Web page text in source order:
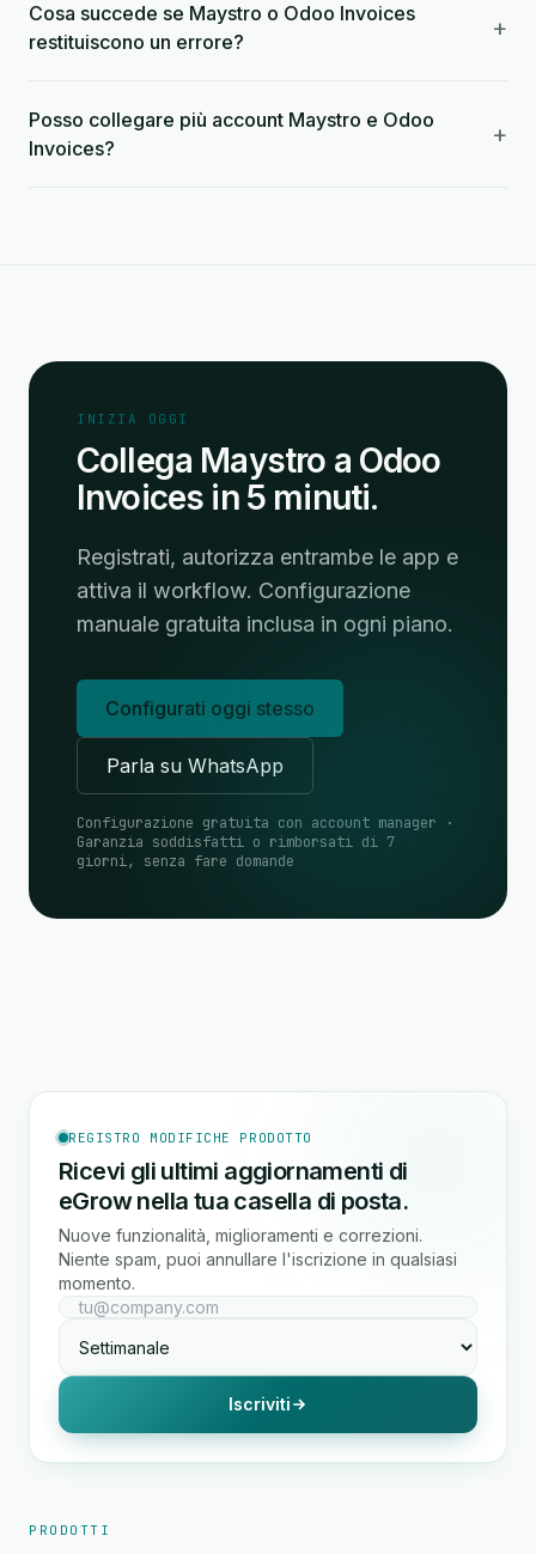
Cosa succede se Maystro o Odoo Invoices
restituiscono un errore?
+
Posso collegare più account Maystro e Odoo
Invoices?
+
INIZIA OGGI
Collega Maystro a Odoo
Invoices in 5 minuti.
Registrati, autorizza entrambe le app e
attiva il workflow. Configurazione
manuale gratuita inclusa in ogni piano.
Configurati oggi stesso
Parla su WhatsApp
Configurazione gratuita con account manager ·
Garanzia soddisfatti o rimborsati di 7
giorni, senza fare domande
REGISTRO MODIFICHE PRODOTTO
Ricevi gli ultimi aggiornamenti di
eGrow nella tua casella di posta.
Nuove funzionalità, miglioramenti e correzioni.
Niente spam, puoi annullare l'iscrizione in qualsiasi
momento.
Iscriviti
PRODOTTI